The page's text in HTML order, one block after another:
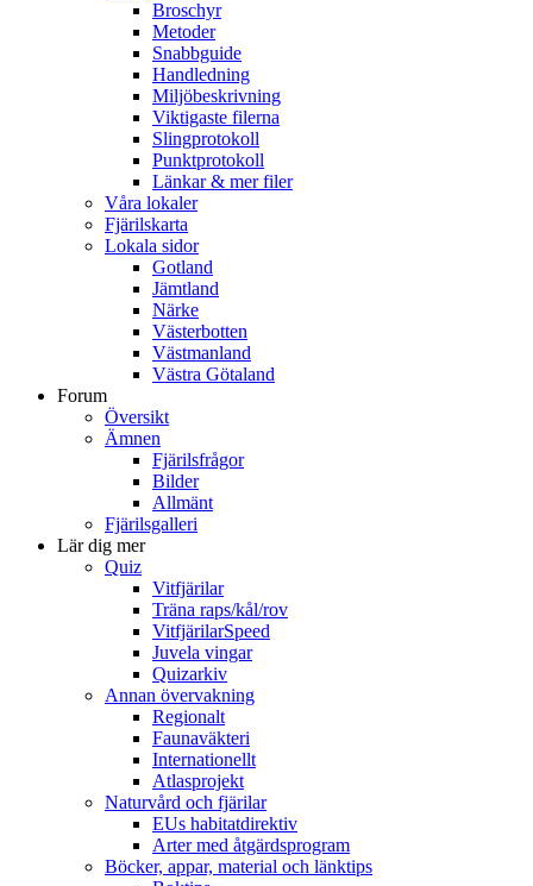
Broschyr
Metoder
Snabbguide
Handledning
Miljöbeskrivning
Viktigaste filerna
Slingprotokoll
Punktprotokoll
Länkar & mer filer
Våra lokaler
Fjärilskarta
Lokala sidor
Gotland
Jämtland
Närke
Västerbotten
Västmanland
Västra Götaland
Forum
Översikt
Ämnen
Fjärilsfrågor
Bilder
Allmänt
Fjärilsgalleri
Lär dig mer
Quiz
Vitfjärilar
Träna raps/kål/rov
VitfjärilarSpeed
Juvela vingar
Quizarkiv
Annan övervakning
Regionalt
Faunaväkteri
Internationellt
Atlasprojekt
Naturvård och fjärilar
EUs habitatdirektiv
Arter med åtgärdsprogram
Böcker, appar, material och länktips